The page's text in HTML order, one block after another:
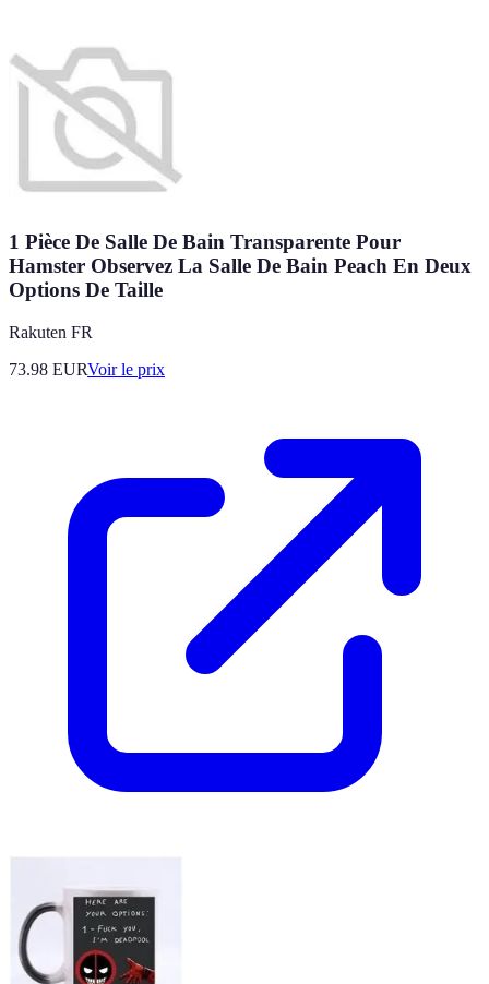
1 Pièce De Salle De Bain Transparente Pour
Hamster Observez La Salle De Bain Peach En Deux
Options De Taille
Rakuten FR
73.98 EURVoir le prix